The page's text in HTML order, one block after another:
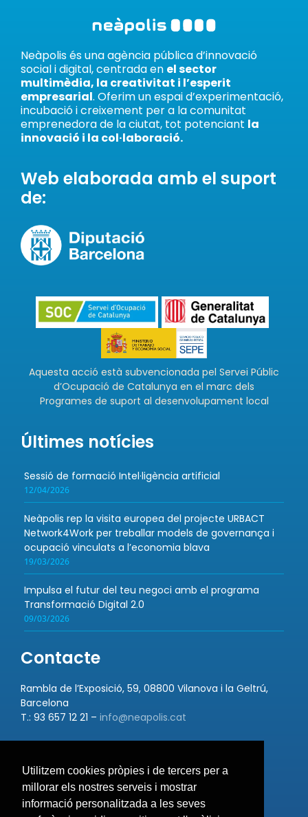
Utilitzem cookies pròpies i de tercers per a
millorar els nostres serveis i mostrar
informació personalitzada a les seves
Neàpolis és una agència pública d’innovació
social i digital, centrada en el sector
multimèdia, la creativitat i l’esperit
empresarial. Oferim un espai d’experimentació,
incubació i creixement per a la comunitat
emprenedora de la ciutat, tot potenciant la
innovació i la col·laboració.
Web elaborada amb el suport
de:
Aquesta acció està subvencionada pel Servei Públic
d’Ocupació de Catalunya en el marc dels
Programes de suport al desenvolupament local
Últimes notícies
Sessió de formació Intel·ligència artificial
12/04/2026
Neàpolis rep la visita europea del projecte URBACT
Network4Work per treballar models de governança i
ocupació vinculats a l’economia blava
19/03/2026
Impulsa el futur del teu negoci amb el programa
Transformació Digital 2.0
09/03/2026
Contacte
Rambla de l’Exposició, 59, 08800 Vilanova i la Geltrú,
Barcelona
T.: 93 657 12 21 – info@neapolis.cat
Bústia de suggeriments